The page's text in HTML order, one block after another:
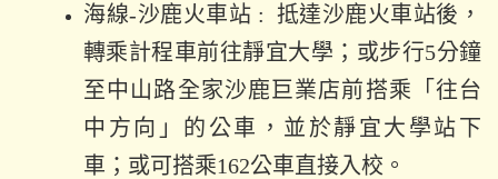
海線-沙鹿火車站 : 抵達沙鹿火車站後，
轉乘計程車前往靜宜大學；或步行5分鐘
至中山路全家沙鹿巨業店前搭乘「往台
中方向」的公車，並於靜宜大學站下
車；或可搭乘162公車直接入校。